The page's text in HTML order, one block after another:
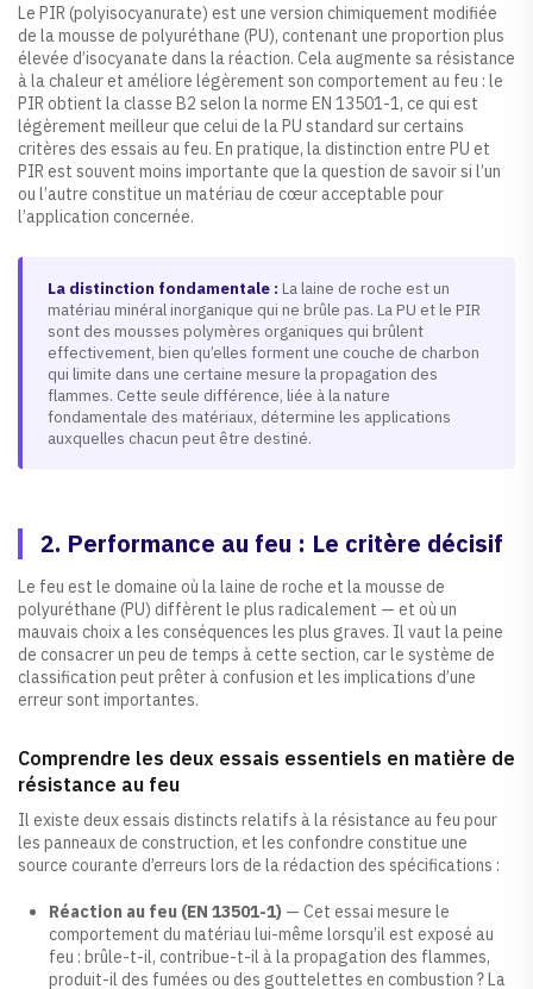
Le PIR (polyisocyanurate) est une version chimiquement modifiée
de la mousse de polyuréthane (PU), contenant une proportion plus
élevée d’isocyanate dans la réaction. Cela augmente sa résistance
à la chaleur et améliore légèrement son comportement au feu : le
PIR obtient la classe B2 selon la norme EN 13501-1, ce qui est
légèrement meilleur que celui de la PU standard sur certains
critères des essais au feu. En pratique, la distinction entre PU et
PIR est souvent moins importante que la question de savoir si l’un
ou l’autre constitue un matériau de cœur acceptable pour
l’application concernée.
La distinction fondamentale : La laine de roche est un
matériau minéral inorganique qui ne brûle pas. La PU et le PIR
sont des mousses polymères organiques qui brûlent
effectivement, bien qu’elles forment une couche de charbon
qui limite dans une certaine mesure la propagation des
flammes. Cette seule différence, liée à la nature
fondamentale des matériaux, détermine les applications
auxquelles chacun peut être destiné.
2. Performance au feu : Le critère décisif
Le feu est le domaine où la laine de roche et la mousse de
polyuréthane (PU) diffèrent le plus radicalement — et où un
mauvais choix a les conséquences les plus graves. Il vaut la peine
de consacrer un peu de temps à cette section, car le système de
classification peut prêter à confusion et les implications d’une
erreur sont importantes.
Comprendre les deux essais essentiels en matière de
résistance au feu
Il existe deux essais distincts relatifs à la résistance au feu pour
les panneaux de construction, et les confondre constitue une
source courante d’erreurs lors de la rédaction des spécifications :
Réaction au feu (EN 13501-1) — Cet essai mesure le
comportement du matériau lui-même lorsqu’il est exposé au
feu : brûle-t-il, contribue-t-il à la propagation des flammes,
produit-il des fumées ou des gouttelettes en combustion ? La